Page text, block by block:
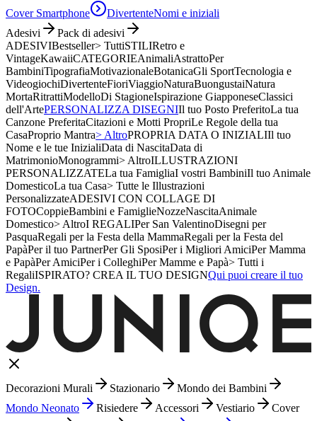
Cover Smartphone
DivertenteNomi e iniziali
Adesivi
Pack di adesivi
ADESIVIBestseller> TuttiSTILIRetro e
VintageKawaiiCATEGORIEAnimaliAstrattoPer
BambiniTipografiaMotivazionaleBotanicaGli SportTecnologia e
VideogiochiDivertenteFioriViaggioNaturaBuongustaiNatura
MortaRitrattiModelloDi StagioneIspirazione GiapponeseClassici
dell'ArtePERSONALIZZA DISEGNIIl tuo Posto PreferitoLa tua
Canzone PreferitaCitazioni e Motti PropriLe Regole della tua
CasaProprio Mantra> AltroPROPRIA DATA O INIZIALIIl tuo
Nome e le tue InizialiData di NascitaData di
MatrimonioMonogrammi> AltroILLUSTRAZIONI
PERSONALIZZATELa tua FamigliaI vostri BambiniIl tuo Animale
DomesticoLa tua Casa> Tutte le Illustrazioni
PersonalizzateADESIVI CON COLLAGE DI
FOTOCoppieBambini e FamiglieNozzeNascitaAnimale
Domestico> AltroI REGALIPer San ValentinoDisegni per
PasquaRegali per la Festa della MammaRegali per la Festa del
PapàPer il tuo PartnerPer Gli SposiPer i Migliori AmiciPer Mamma
e PapàPer AmiciPer i ColleghiPer Mamme e Papà> Tutti i
RegaliISPIRATO? CREA IL TUO DESIGNQui puoi creare il tuo
Design.
Decorazioni Murali Stazionario
Mondo dei Bambini
Mondo Neonato
Risiedere Accessori Vestiario
Cover